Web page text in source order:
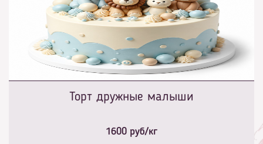
Торт дружные малыши
1600 руб/кг